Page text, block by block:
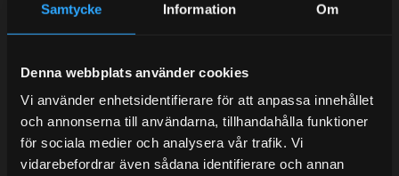
Samtycke Information Om
Denna webbplats använder cookies
Vi använder enhetsidentifierare för att anpassa innehållet
och annonserna till användarna, tillhandahålla funktioner
för sociala medier och analysera vår trafik. Vi
vidarebefordrar även sådana identifierare och annan
Kundtjänst telefon:
Semestertider.
Under V.27 - V.33 nås vi enbart på mejl. Ordrar skickas
under sommaren men med viss fördröjning. 2/7 -9/7 är
det helt stängt.
Mån-Tors: 10:30-15:00